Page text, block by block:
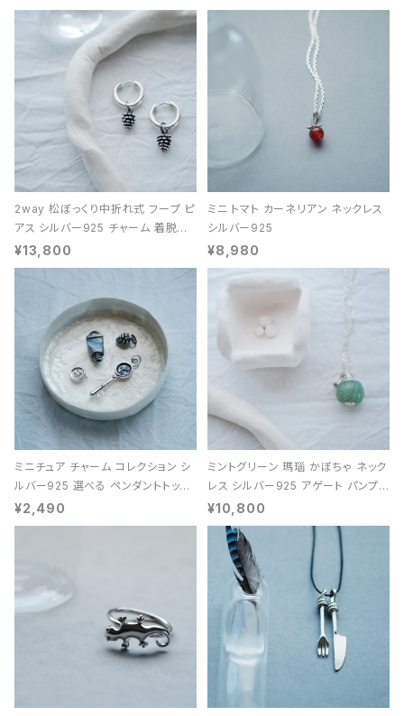
2way 松ぼっくり中折れ式 フープ ピ
アス シルバー925 チャーム 着脱可
能 レディース ユニセックス
¥13,800
ミニ トマト カーネリアン ネックレス
シルバー925
¥8,980
ミニチュア チャーム コレクション シ
ルバー925 選べる ペンダントトップ
レディース ユニセックス
¥2,490
ミントグリーン 瑪瑙 かぼちゃ ネック
レス シルバー925 アゲート パンプキ
ン 天然石 レディース
¥10,800